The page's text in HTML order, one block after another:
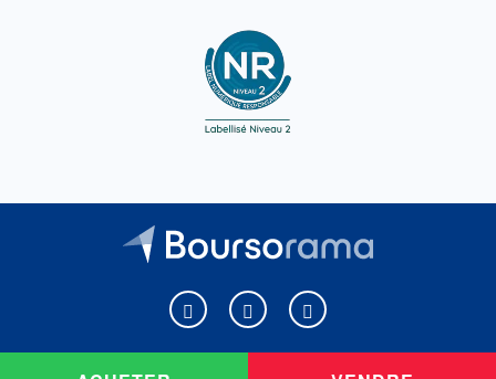
Boursorama sur Facebook
Boursorama sur XBoursorama sur